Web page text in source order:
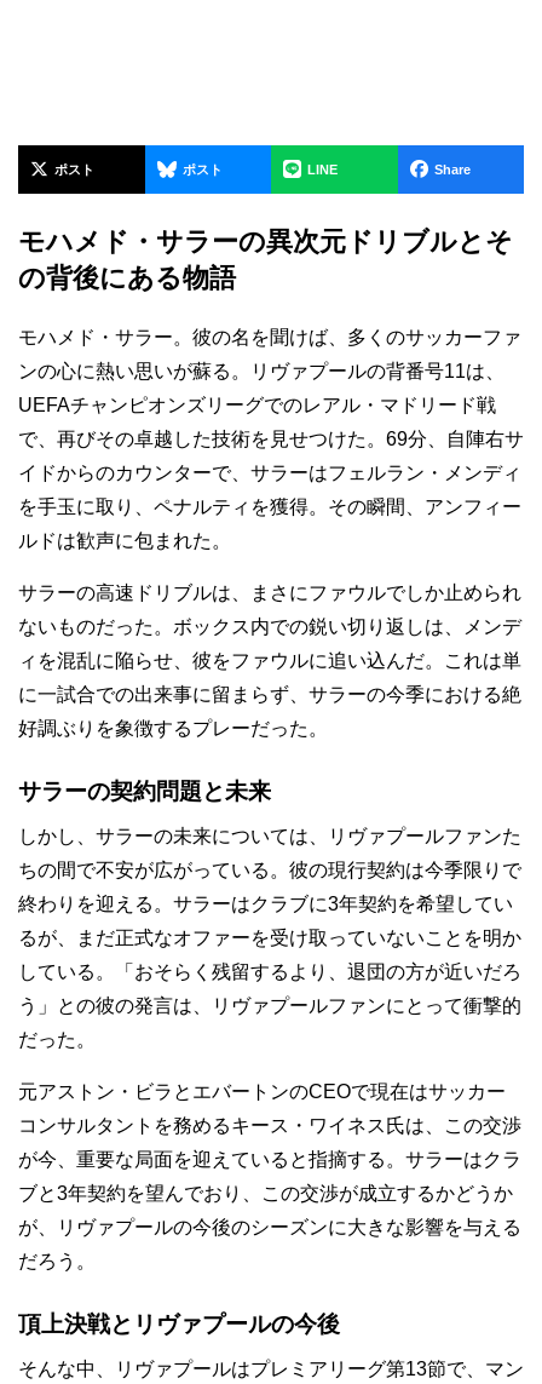
ポスト ポスト LINE Share
モハメド・サラーの異次元ドリブルとそ
の背後にある物語
モハメド・サラー。彼の名を聞けば、多くのサッカーファ
ンの心に熱い思いが蘇る。リヴァプールの背番号11は、
UEFAチャンピオンズリーグでのレアル・マドリード戦
で、再びその卓越した技術を見せつけた。69分、自陣右サ
イドからのカウンターで、サラーはフェルラン・メンディ
を手玉に取り、ペナルティを獲得。その瞬間、アンフィー
ルドは歓声に包まれた。
サラーの高速ドリブルは、まさにファウルでしか止められ
ないものだった。ボックス内での鋭い切り返しは、メンデ
ィを混乱に陥らせ、彼をファウルに追い込んだ。これは単
に一試合での出来事に留まらず、サラーの今季における絶
好調ぶりを象徴するプレーだった。
サラーの契約問題と未来
しかし、サラーの未来については、リヴァプールファンた
ちの間で不安が広がっている。彼の現行契約は今季限りで
終わりを迎える。サラーはクラブに3年契約を希望してい
るが、まだ正式なオファーを受け取っていないことを明か
している。「おそらく残留するより、退団の方が近いだろ
う」との彼の発言は、リヴァプールファンにとって衝撃的
だった。
元アストン・ビラとエバートンのCEOで現在はサッカー
コンサルタントを務めるキース・ワイネス氏は、この交渉
が今、重要な局面を迎えていると指摘する。サラーはクラ
ブと3年契約を望んでおり、この交渉が成立するかどうか
が、リヴァプールの今後のシーズンに大きな影響を与える
だろう。
頂上決戦とリヴァプールの今後
そんな中、リヴァプールはプレミアリーグ第13節で、マン